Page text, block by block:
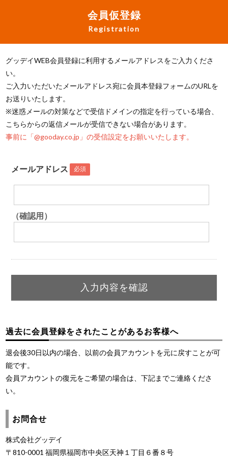
会員仮登録
Registration
グッデイWEB会員登録に利用するメールアドレスをご入力くださ
い。
ご入力いただいたメールアドレス宛に会員本登録フォームのURLを
お送りいたします。
※迷惑メールの対策などで受信ドメインの指定を行っている場合、
こちらからの返信メールが受信できない場合があります。
事前に「@gooday.co.jp」の受信設定をお願いいたします。
メールアドレス 必須
（確認用）
過去に会員登録をされたことがあるお客様へ
退会後30日以内の場合、以前の会員アカウントを元に戻すことが可
能です。
会員アカウントの復元をご希望の場合は、下記までご連絡くださ
い。
お問合せ
株式会社グッデイ
〒810-0001 福岡県福岡市中央区天神１丁目６番８号